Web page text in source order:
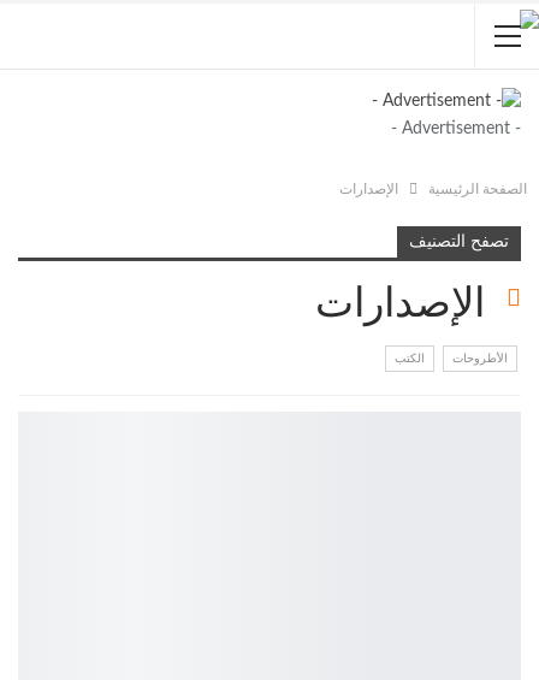
- Advertisement -
الصفحة الرئيسية الإصدارات
تصفح التصنيف
الإصدارات
الأطروحات الكتب